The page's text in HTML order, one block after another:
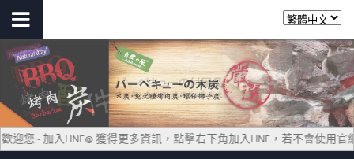
您~ 加入LINE@ 獲得更多資訊，點擊右下角加入LINE，若不會使用官